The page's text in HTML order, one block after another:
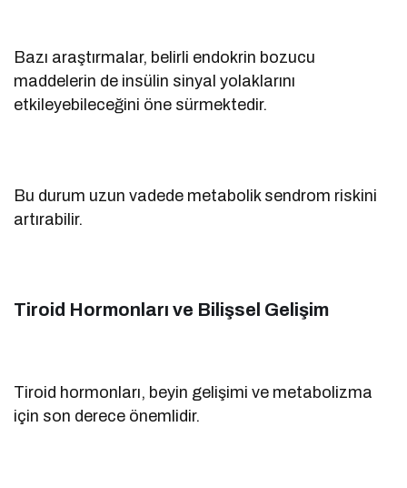
Bazı araştırmalar, belirli endokrin bozucu
maddelerin de insülin sinyal yolaklarını
etkileyebileceğini öne sürmektedir.
Bu durum uzun vadede metabolik sendrom riskini
artırabilir.
Tiroid Hormonları ve Bilişsel Gelişim
Tiroid hormonları, beyin gelişimi ve metabolizma
için son derece önemlidir.